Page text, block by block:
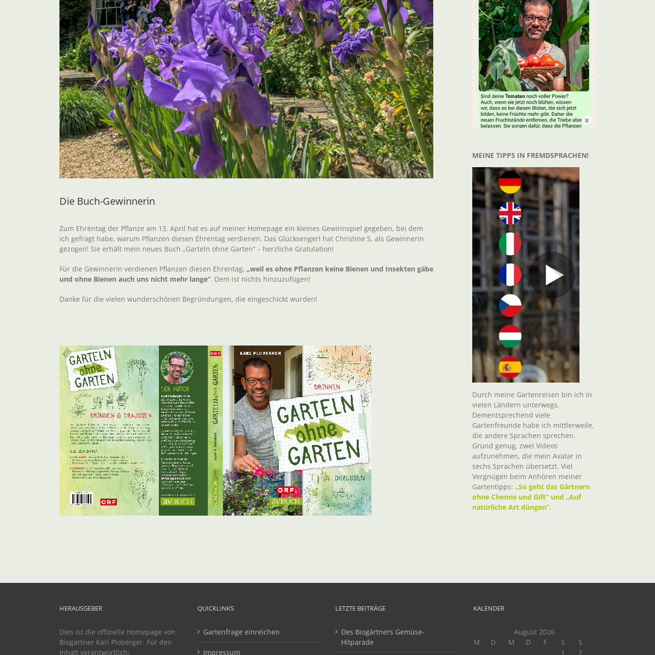
Die Buch-Gewinnerin
Zum Ehrentag der Pflanze am 13. April hat es auf meiner Homepage ein kleines Gewinnspiel gegeben, bei dem
ich gefragt habe, warum Pflanzen diesen Ehrentag verdienen. Das Glücksengerl hat Christine S. als Gewinnerin
gezogen! Sie erhält mein neues Buch „Garteln ohne Garten“ – herzliche Gratulation!
Für die Gewinnerin verdienen Pflanzen diesen Ehrentag, „weil es ohne Pflanzen keine Bienen und Insekten gäbe
und ohne Bienen auch uns nicht mehr lange“. Dem ist nichts hinzuzufügen!
Danke für die vielen wunderschönen Begründungen, die eingeschickt wurden!
MEINE TIPPS IN FREMDSPRACHEN!
Durch meine Gartenreisen bin ich in
vielen Ländern unterwegs.
Dementsprechend viele
Gartenfreunde habe ich mittlerweile,
die andere Sprachen sprechen.
Grund genug, zwei Videos
aufzunehmen, die mein Avatar in
sechs Sprachen übersetzt. Viel
Vergnügen beim Anhören meiner
Gartentipps: „So geht das Gärtnern
ohne Chemie und Gift“ und „Auf
natürliche Art düngen“.
HERAUSGEBER
Dies ist die offizielle Homepage von
Biogärtner Karl Ploberger. Für den
Inhalt verantwortlich:
QUICKLINKS
Gartenfrage einreichen
Impressum
LETZTE BEITRÄGE
Des Biogärtners Gemüse-
Hitparade
KALENDER
August 2026
M
D M D F S
S
1
2